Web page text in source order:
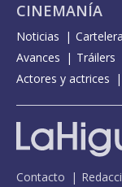
CINEMANÍA
Noticias Cartelera
Avances
Tráilers
Actores y actrices
Contacto